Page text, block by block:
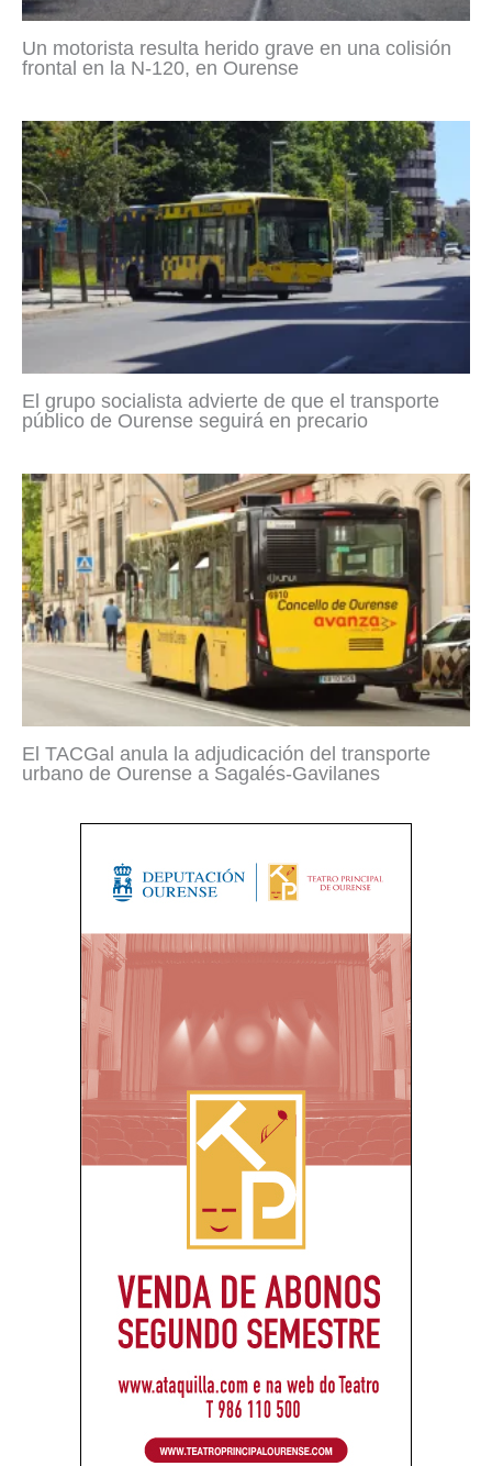
Un motorista resulta herido grave en una colisión
frontal en la N-120, en Ourense
El grupo socialista advierte de que el transporte
público de Ourense seguirá en precario
El TACGal anula la adjudicación del transporte
urbano de Ourense a Sagalés-Gavilanes